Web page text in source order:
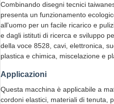
Combinando disegni tecnici
presenta un funzionamento
all'uomo per un facile ricarico e
e dagli istituti di ricerca e sviluppo
della voce 8528, cavi, elettronica,
plastica e chimica, miscelazione e
Applicazioni
Questa macchina è applicabile a
cordoni elastici, materiali di tenuta,